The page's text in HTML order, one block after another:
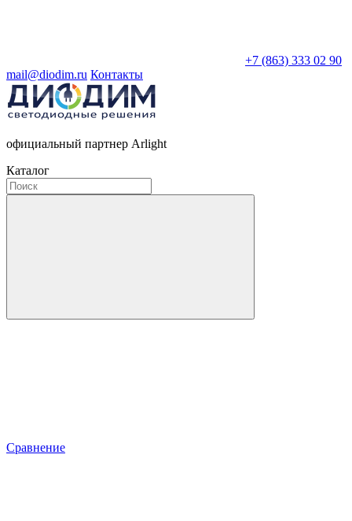
+7 (863) 333 02 90
mail@diodim.ru Контакты
официальный партнер Arlight
Каталог
Сравнение